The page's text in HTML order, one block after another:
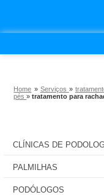
Home » Serviços »
pés»tratamento para
CLÍNICAS DE
PALMILHAS
PODÓLOGOS